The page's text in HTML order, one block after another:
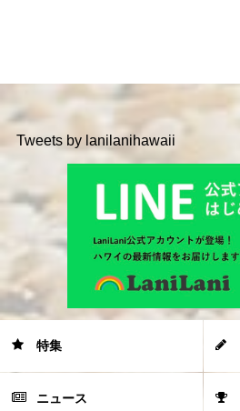
Tweets by lanilanihawaii
特集
ニュース